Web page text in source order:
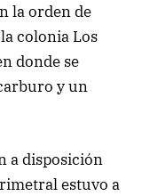
la orden de
colonia Los
donde se
y un
a disposición
estuvo a